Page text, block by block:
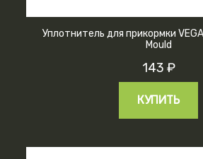
Уплотнитель для прикормки
Mould
143 ₽
КУПИТЬ